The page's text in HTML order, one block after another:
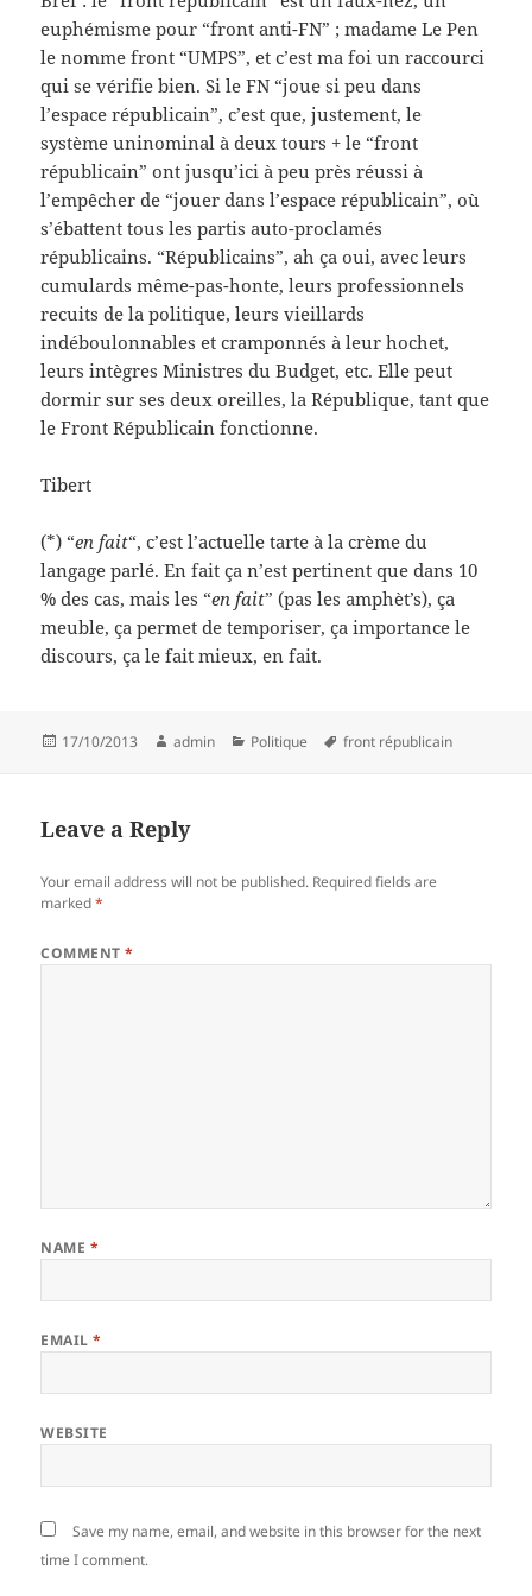
euphémisme pour “front anti-FN” ; madame Le Pen
le nomme front “UMPS”, et c’est ma foi un raccourci
qui se vérifie bien. Si le FN “joue si peu dans
l’espace républicain”, c’est que, justement, le
système uninominal à deux tours + le “front
républicain” ont jusqu’ici à peu près réussi à
l’empêcher de “jouer dans l’espace républicain”, où
s’ébattent tous les partis auto-proclamés
républicains. “Républicains”, ah ça oui, avec leurs
cumulards même-pas-honte, leurs professionnels
recuits de la politique, leurs vieillards
indéboulonnables et cramponnés à leur hochet,
leurs intègres Ministres du Budget, etc. Elle peut
dormir sur ses deux oreilles, la République, tant que
le Front Républicain fonctionne.
Tibert
(*) “en fait“, c’est l’actuelle tarte à la crème du
langage parlé. En fait ça n’est pertinent que dans 10
% des cas, mais les “en fait” (pas les amphèt’s), ça
meuble, ça permet de temporiser, ça importance le
discours, ça le fait mieux, en fait.
Posted
17/10/2013 Author
admin Categories
Politique Tags
front républicain
Leave a Reply
Your email address will not be published. Required fields are
marked*
COMMENT*
NAME *
EMAIL*
WEBSITE
Save my name, email, and website in this browser for the next
time I comment.